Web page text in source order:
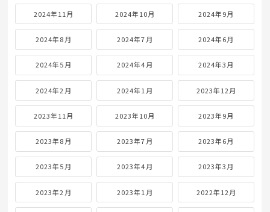
2024年11月 2024年10月 2024年9月
2024年8月 2024年7月 2024年6月
2024年5月 2024年4月 2024年3月
2024年2月 2024年1月 2023年12月
2023年11月 2023年10月 2023年9月
2023年8月 2023年7月 2023年6月
2023年5月 2023年4月 2023年3月
2023年2月 2023年1月 2022年12月